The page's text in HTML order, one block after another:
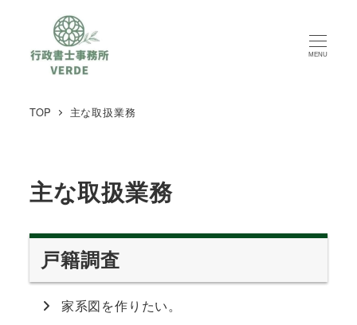
MENU
TOP 主な取扱業務
主な取扱業務
戸籍調査
家系図を作りたい。